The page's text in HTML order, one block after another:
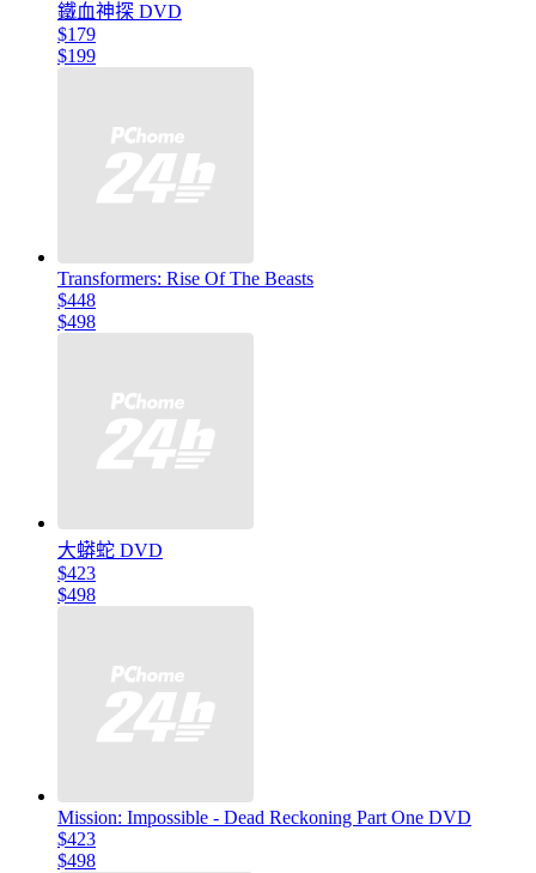
鐵血神探 DVD
$179
$199
Transformers: Rise Of The Beasts
$448
$498
大蟒蛇 DVD
$423
$498
Mission: Impossible - Dead Reckoning Part One DVD
$423
$498